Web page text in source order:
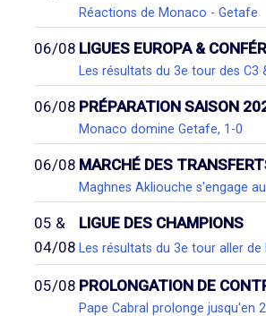
Réactions de Monaco - Getafe
06/08 LIGUES EUROPA &
Les résultats du 3e tour des C3
06/08 PRÉPARATION SAISON
Monaco domine Getafe, 1-0
06/08 MARCHÉ DES
Maghnes Akliouche s'engage
05 &
04/08
LIGUE DES CHAMPIONS
Les résultats du 3e tour aller de
05/08 PROLONGATION DE
Pape Cabral prolonge jusqu'en